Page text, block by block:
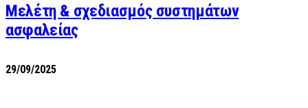
Μελέτη & σχεδιασμός συστημάτων
ασφαλείας
29/09/2025